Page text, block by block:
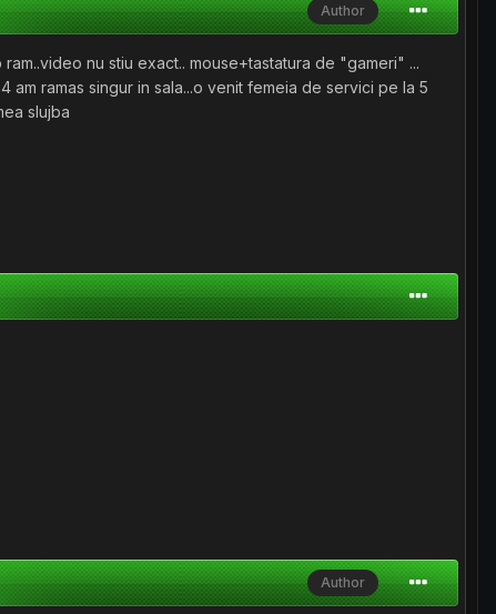
Author
nu stiu exact.. mouse+tastatura de "gameri" ...
ramas singur in sala...o venit femeia de servici pe la 5
slujba
Author